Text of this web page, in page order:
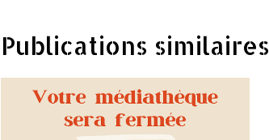
Publications similaires